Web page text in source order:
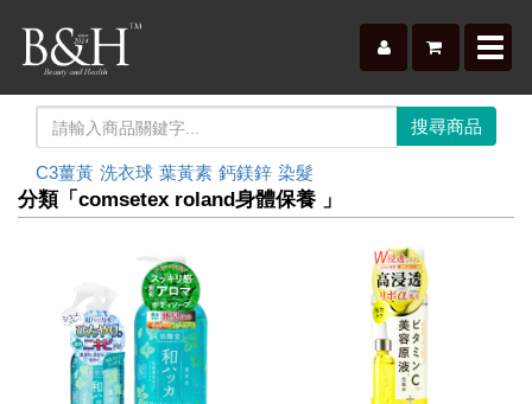
C3薑黃 洗衣球 葉黃素 鈣鎂鋅 染髮
分類「comsetex roland身體保養 」